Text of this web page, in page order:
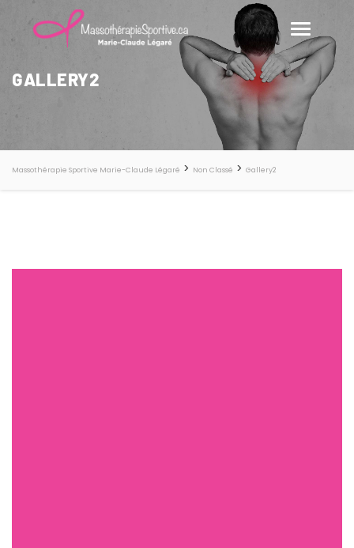
GALLERY2
Massothérapie Sportive Marie-Claude Légaré > Non Classé > Gallery2